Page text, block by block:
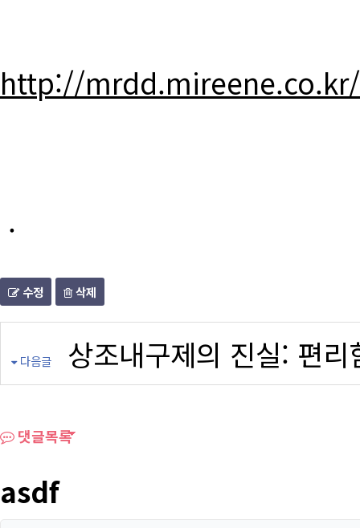
http://
.
수정 삭제
다음글 상조내구제의 진실: 편
댓글목록
asdf